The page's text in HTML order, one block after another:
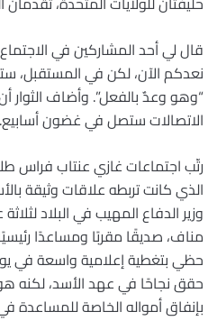
قال لي أحد المشاركين في
نعدكم الآن، لكن في المستقبل،
“وهو وعدٌ بالفعل”. وأضاف الثوار
الاتصالات ستصل في غضون أسابيع.
رتّب اجتماعات غازي عنتاب فراس
الذي كانت تربطه علاقات وثيقة
وزير الدفاع المهيب في البلاد
مناف، صديقًا مقربًا ومساعدًا
حظي بتغطية إعلامية واسعة في
حقق نجاحًا في عهد الأسد، لكنه هو
بإنفاق أمواله الخاصة للمساعدة